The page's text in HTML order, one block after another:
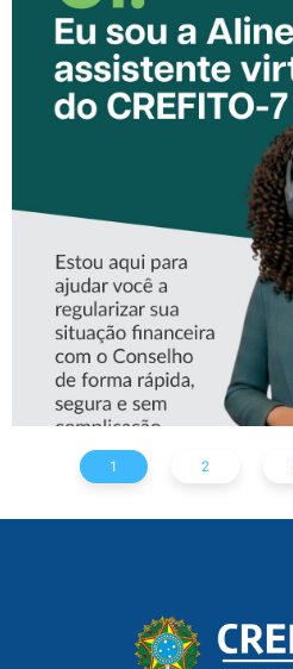
CONHEÇA
ASSISTENTE
1 2